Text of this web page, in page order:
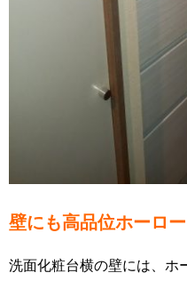
壁にも高品位ホーロ
洗面化粧台横の壁には、ホ